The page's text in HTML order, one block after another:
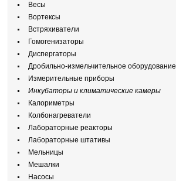
Весы
Вортексы
Встряхиватели
Гомогенизаторы
Диспергаторы
Дробильно-измельчительное оборудование
Измерительные приборы
Инкубаторы и климатические камеры
Калориметры
Колбонагреватели
Лабораторные реакторы
Лабораторные штативы
Мельницы
Мешалки
Насосы